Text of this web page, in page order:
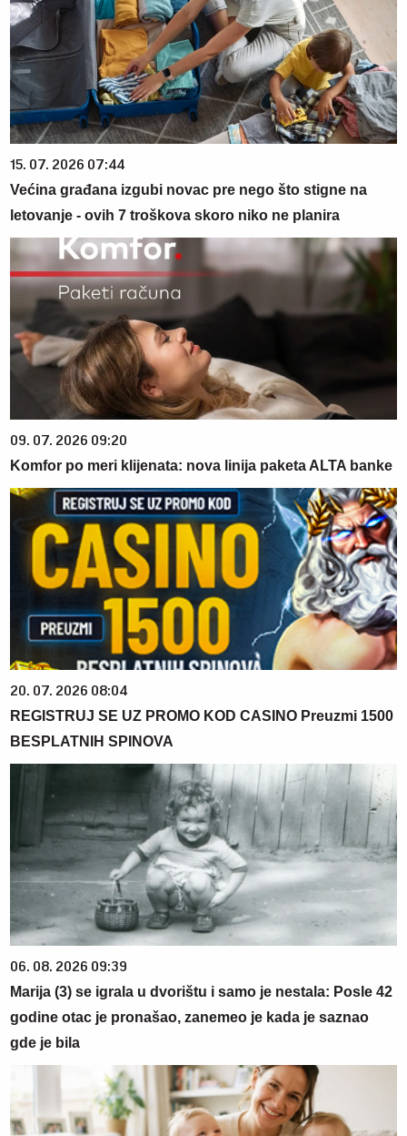
15. 07. 2026 07:44
Većina građana izgubi novac pre nego što stigne na
letovanje - ovih 7 troškova skoro niko ne planira
09. 07. 2026 09:20
Komfor po meri klijenata: nova linija paketa ALTA banke
20. 07. 2026 08:04
REGISTRUJ SE UZ PROMO KOD CASINO Preuzmi 1500
BESPLATNIH SPINOVA
06. 08. 2026 09:39
Marija (3) se igrala u dvorištu i samo je nestala: Posle 42
godine otac je pronašao, zanemeo je kada je saznao
gde je bila